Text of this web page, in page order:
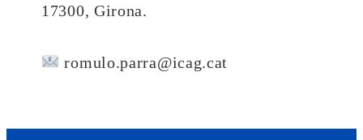
17300, Girona.
romulo.parra@icag.cat